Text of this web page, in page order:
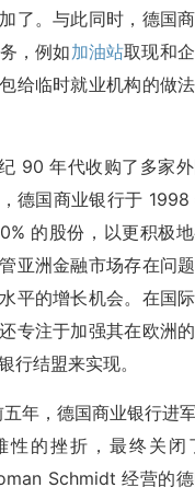
了。与此同时，德国
，例如加油站取现和
给临时就业机构的做
90 年代收购了多家
德国商业银行于 1998
的股份，以更积极
亚洲金融市场存在问
平的增长机会。在国
专注于加强其在欧洲
行结盟来实现。
五年，德国商业银行进
性的挫折，最终关闭
Schmidt 经营的